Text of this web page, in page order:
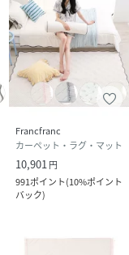
Francfranc
カーペット・ラグ・マット
10,901 円
991ポイント(10%ポイント
バック)